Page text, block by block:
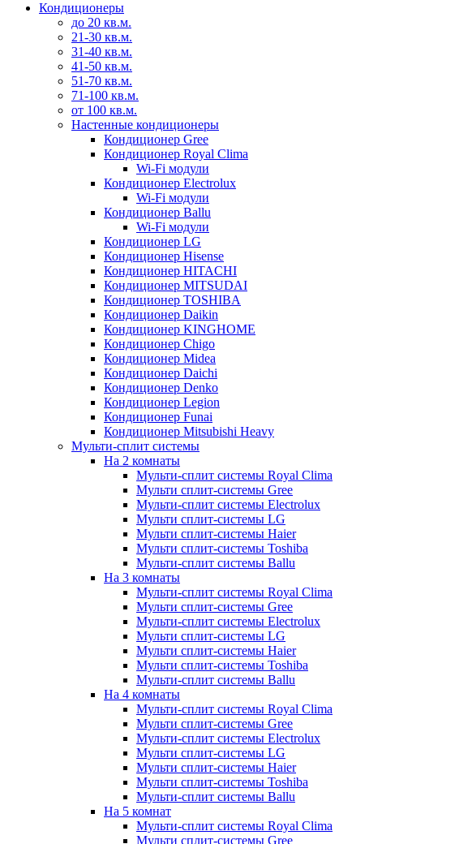
Кондиционеры
до 20 кв.м.
21-30 кв.м.
31-40 кв.м.
41-50 кв.м.
51-70 кв.м.
71-100 кв.м.
от 100 кв.м.
Настенные кондиционеры
Кондиционер Gree
Кондиционер Royal Clima
Wi-Fi модули
Кондиционер Electrolux
Wi-Fi модули
Кондиционер Ballu
Wi-Fi модули
Кондиционер LG
Кондиционер Hisense
Кондиционер HITACHI
Кондиционер MITSUDAI
Кондиционер TOSHIBA
Кондиционер Daikin
Кондиционер KINGHOME
Кондиционер Chigo
Кондиционер Midea
Кондиционер Daichi
Кондиционер Denko
Кондиционер Legion
Кондиционер Funai
Кондиционер Mitsubishi Heavy
Мульти-сплит системы
На 2 комнаты
Мульти-сплит системы Royal Clima
Мульти сплит-системы Gree
Мульти-сплит системы Electrolux
Мульти сплит-системы LG
Мульти сплит-системы Haier
Мульти сплит-системы Toshiba
Мульти-сплит системы Ballu
На 3 комнаты
Мульти-сплит системы Royal Clima
Мульти сплит-системы Gree
Мульти-сплит системы Electrolux
Мульти сплит-системы LG
Мульти сплит-системы Haier
Мульти сплит-системы Toshiba
Мульти-сплит системы Ballu
На 4 комнаты
Мульти-сплит системы Royal Clima
Мульти сплит-системы Gree
Мульти-сплит системы Electrolux
Мульти сплит-системы LG
Мульти сплит-системы Haier
Мульти сплит-системы Toshiba
Мульти-сплит системы Ballu
На 5 комнат
Мульти-сплит системы Royal Clima
Мульти сплит-системы Gree